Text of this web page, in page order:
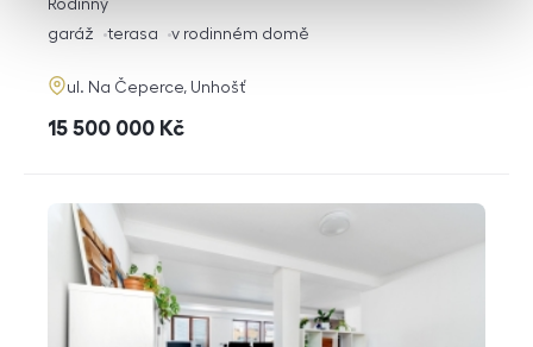
rozměry
dispozice
Rodinný
funkce
garáž terasa v rodinném domě
adresa
ul. Na Čeperce, Unhošť
cena
15 500 000 Kč